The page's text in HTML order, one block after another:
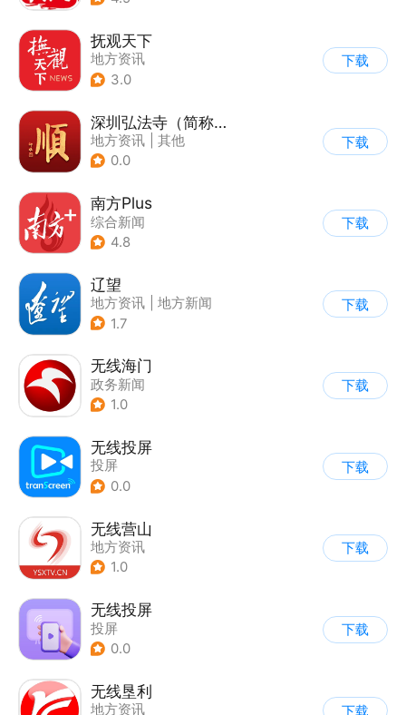
抚观天下
地方资讯
3.0
下载
深圳弘法寺（简称：福顺弘法）
地方资讯
其他
0.0
下载
南方Plus
综合新闻
4.8
下载
辽望
地方资讯
地方新闻
1.7
下载
无线海门
政务新闻
1.0
下载
无线投屏
投屏
0.0
下载
无线营山
地方资讯
1.0
下载
无线投屏
投屏
0.0
下载
无线垦利
地方资讯
下载